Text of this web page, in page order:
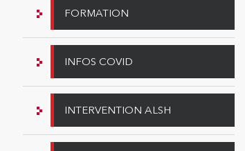
FORMATION
INFOS COVID
INTERVENTION ALSH